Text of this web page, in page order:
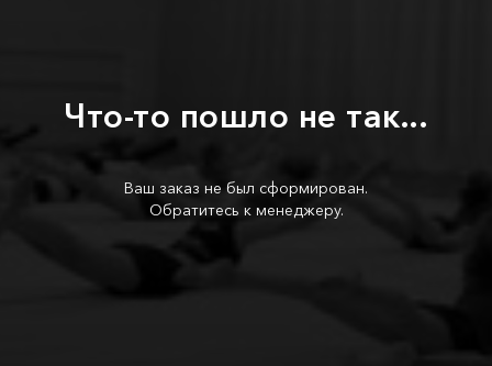
Что-то пошло не так...
Ваш заказ не был сформирован.
Обратитесь к менеджеру.